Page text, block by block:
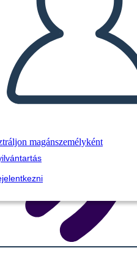
magánszemélyként